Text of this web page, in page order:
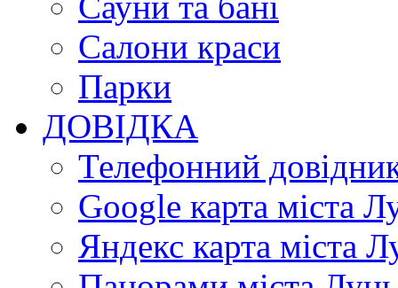
Салони краси
Парки
ДОВІДКА
Телефонний
Google карта міста
Яндекс карта міста